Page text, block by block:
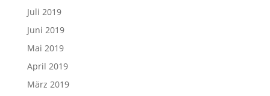
Juli 2019
Juni 2019
Mai 2019
April 2019
März 2019